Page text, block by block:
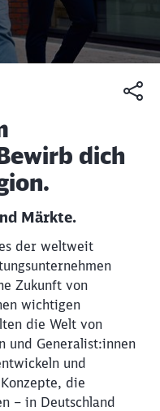
dich
Märkte.
der weltweit
Zukunft von
wichtigen
die Welt von
und Generalist:innen
und
die
– in Deutschland